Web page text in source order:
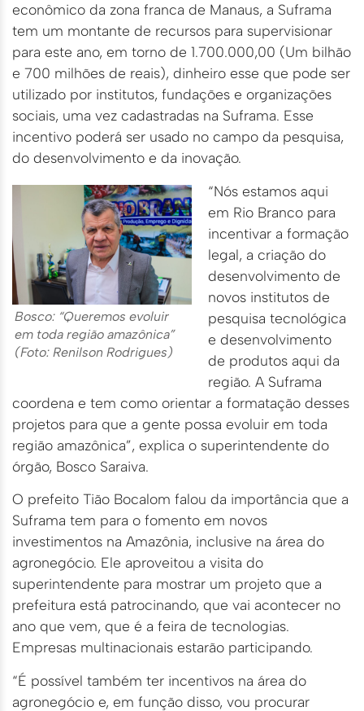
econômico da zona franca de Manaus, a Suframa
tem um montante de recursos para supervisionar
para este ano, em torno de 1.700.000,00 (Um bilhão
e 700 milhões de reais), dinheiro esse que pode ser
utilizado por institutos, fundações e organizações
sociais, uma vez cadastradas na Suframa. Esse
incentivo poderá ser usado no campo da pesquisa,
do desenvolvimento e da inovação.
Bosco: “Queremos evoluir
em toda região amazônica”
(Foto: Renilson Rodrigues)
“Nós estamos aqui
em Rio Branco para
incentivar a formação
legal, a criação do
desenvolvimento de
novos institutos de
pesquisa tecnológica
e desenvolvimento
de produtos aqui da
região. A Suframa
coordena e tem como orientar a formatação desses
projetos para que a gente possa evoluir em toda
região amazônica”, explica o superintendente do
órgão, Bosco Saraiva.
O prefeito Tião Bocalom falou da importância que a
Suframa tem para o fomento em novos
investimentos na Amazônia, inclusive na área do
agronegócio. Ele aproveitou a visita do
superintendente para mostrar um projeto que a
prefeitura está patrocinando, que vai acontecer no
ano que vem, que é a feira de tecnologias.
Empresas multinacionais estarão participando.
“É possível também ter incentivos na área do
agronegócio e, em função disso, vou procurar